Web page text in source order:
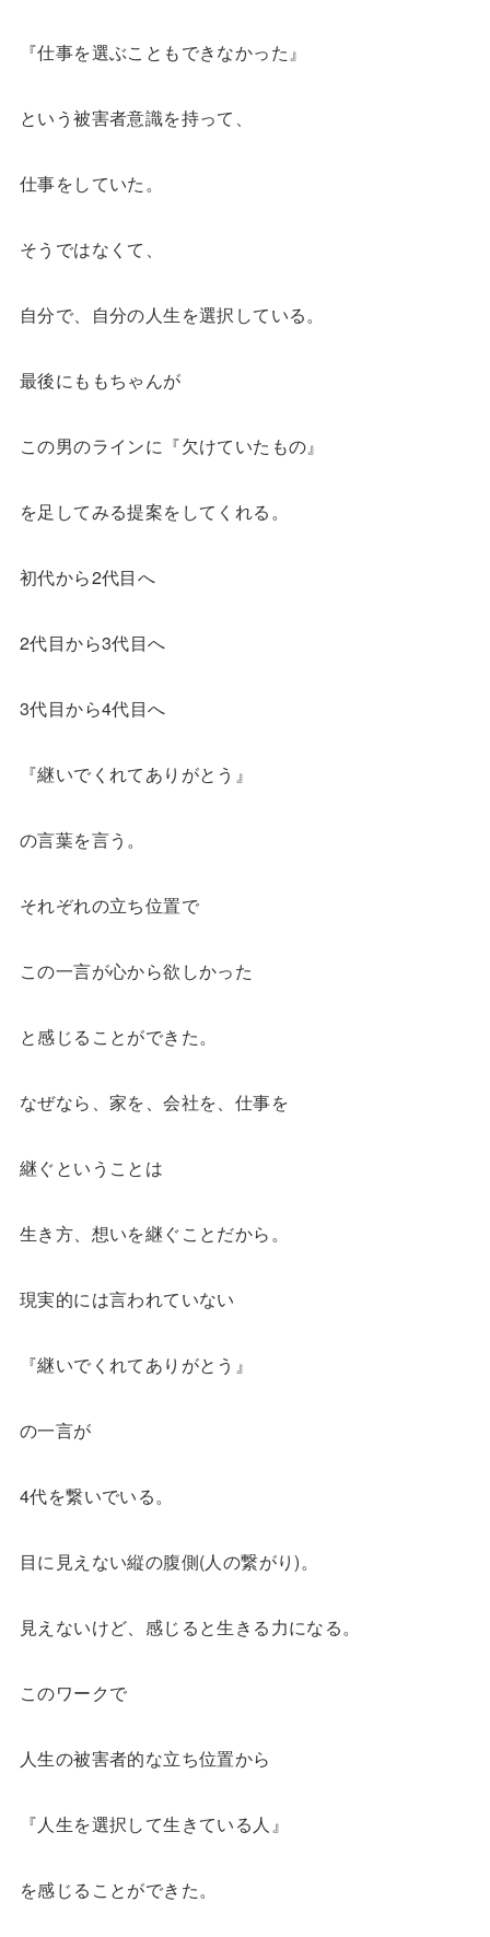
『仕事を選ぶこともできなかった』
という被害者意識を持って、
仕事をしていた。
そうではなくて、
自分で、自分の人生を選択している。
最後にももちゃんが
この男のラインに『欠けていたもの』
を足してみる提案をしてくれる。
初代から2代目へ
2代目から3代目へ
3代目から4代目へ
『継いでくれてありがとう』
の言葉を言う。
それぞれの立ち位置で
この一言が心から欲しかった
と感じることができた。
なぜなら、家を、会社を、仕事を
継ぐということは
生き方、想いを継ぐことだから。
現実的には言われていない
『継いでくれてありがとう』
の一言が
4代を繋いでいる。
目に見えない縦の腹側(人の繋がり)。
見えないけど、感じると生きる力になる。
このワークで
人生の被害者的な立ち位置から
『人生を選択して生きている人』
を感じることができた。